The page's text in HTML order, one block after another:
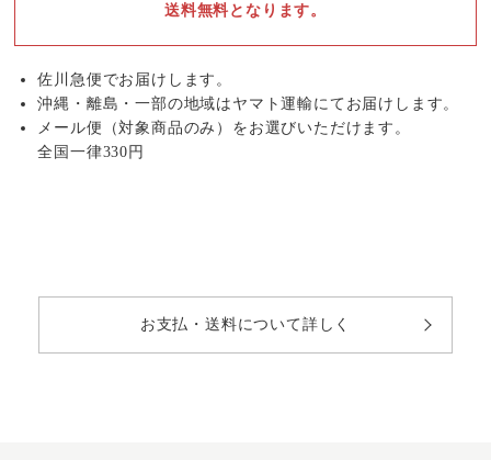
送料無料となります。
佐川急便でお届けします。
沖縄・離島・一部の地域はヤマト運輸にてお届けします。
メール便（対象商品のみ）をお選びいただけます。
全国一律330円
お支払・送料について詳しく